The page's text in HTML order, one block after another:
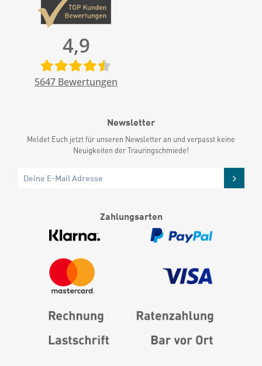
4,9
5647 Bewertungen
Newsletter
Meldet Euch jetzt für unseren Newsletter an und verpasst keine
Neuigkeiten der Trauringschmiede!
Zahlungsarten